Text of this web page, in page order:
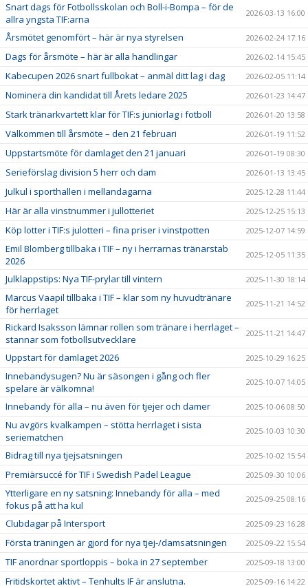
Snart dags för Fotbollsskolan och Boll-i-Bompa – för de
allra yngsta TIF:arna
2026-03-13 16:00
Årsmötet genomfört – här är nya styrelsen 2026-02-24 17:16
Dags för årsmöte – här är alla handlingar 2026-02-14 15:45
Kabecupen 2026 snart fullbokat – anmäl ditt lag i dag 2026-02-05 11:14
Nominera din kandidat till Årets ledare 2025 2026-01-23 14:47
Stark tränarkvartett klar för TIF:s juniorlag i fotboll 2026-01-20 13:58
Välkommen till årsmöte – den 21 februari 2026-01-19 11:52
Uppstartsmöte för damlaget den 21 januari 2026-01-19 08:30
Serieförslag division 5 herr och dam 2026-01-13 13:45
Julkul i sporthallen i mellandagarna 2025-12-28 11:44
Här är alla vinstnummer i jullotteriet 2025-12-25 15:13
Köp lotter i TIF:s julotteri – fina priser i vinstpotten 2025-12-07 14:59
Emil Blomberg tillbaka i TIF – ny i herrarnas tränarstab
2026
2025-12-05 11:35
Julklappstips: Nya TIF-prylar till vintern 2025-11-30 18:14
Marcus Vaapil tillbaka i TIF – klar som ny huvudtränare
för herrlaget
2025-11-21 14:52
Rickard Isaksson lämnar rollen som tränare i herrlaget –
stannar som fotbollsutvecklare
2025-11-21 14:47
Uppstart för damlaget 2026 2025-10-29 16:25
Innebandysugen? Nu är säsongen i gång och fler
spelare är välkomna!
2025-10-07 14:05
Innebandy för alla – nu även för tjejer och damer 2025-10-06 08:50
Nu avgörs kvalkampen – stötta herrlaget i sista
seriematchen
2025-10-03 10:30
Bidrag till nya tjejsatsningen 2025-10-02 15:54
Premiärsuccé för TIF i Swedish Padel League 2025-09-30 10:06
Ytterligare en ny satsning: Innebandy för alla – med
fokus på att ha kul
2025-09-25 08:16
Clubdagar på Intersport 2025-09-23 16:28
Första träningen är gjord för nya tjej-/damsatsningen 2025-09-22 15:54
TIF anordnar sportloppis – boka in 27 september 2025-09-18 13:00
Fritidskortet aktivt – Tenhults IF är anslutna. 2025-09-16 14:22